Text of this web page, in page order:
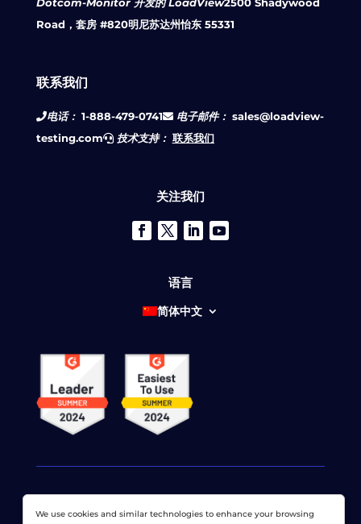
Road，套房 #820明尼苏达州怡东 55331
联系我们
电话： 1-888-479-0741 电子邮件： sales@loadview-
testing.com
技术支持： 联系我们
关注我们
语言
简体中文
© 2026 网络显示器公司 版权所有。 LoadView 是 Dotcom-
We use cookies and similar technologies to enhance your browsing